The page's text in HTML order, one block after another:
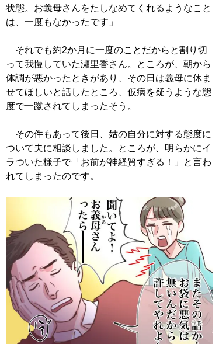
状態。お義母さんをたしなめてくれるようなこと
は、一度もなかったです」
それでも約2か月に一度のことだからと割り切
って我慢していた瀬里香さん。ところが、朝から
体調が悪かったときがあり、その日は義母に休ま
せてほしいと話したところ、仮病を疑うような態
度で一蹴されてしまったそう。
その件もあって後日、姑の自分に対する態度に
ついて夫に相談しました。ところが、明らかにイ
ラついた様子で「お前が神経質すぎる！」と言わ
れてしまったのです。